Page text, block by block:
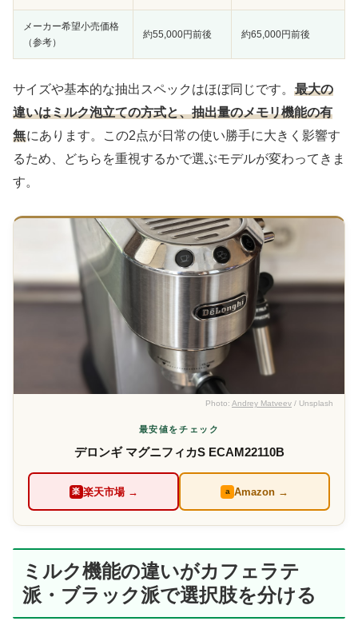
メーカー希望小売価格
（参考）
約55,000円前後 約65,000円前後
サイズや基本的な抽出スペックはほぼ同じです。 最大の
違いはミルク泡立ての方式と、抽出量のメモリ機能の有
無にあります。この2点が日常の使い勝手に大きく影響す
るため、どちらを重視するかで選ぶモデルが変わってきま
す。
Photo: Andrey Matveev / Unsplash
最安値をチェック
デロンギ マグニフィカS ECAM22110B
楽 楽天市場 → a Amazon →
ミルク機能の違いがカフェラテ
派・ブラック派で選択肢を分ける